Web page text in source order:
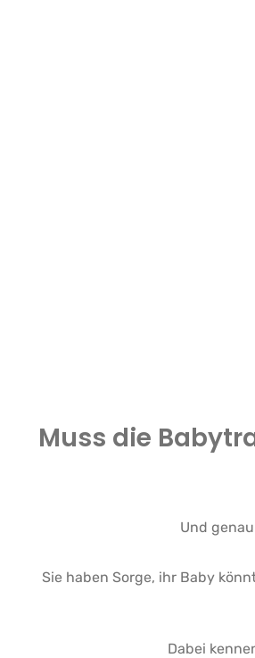
Muss die
Und
Sie haben Sorge, ihr Baby
Dabei